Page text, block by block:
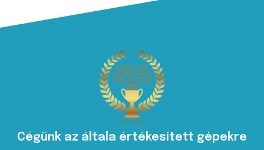
Cégünk az általa értékesített gépekre